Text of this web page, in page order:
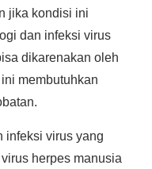
jika kondisi ini
dan infeksi virus
dikarenakan oleh
membutuhkan
infeksi virus yang
herpes manusia